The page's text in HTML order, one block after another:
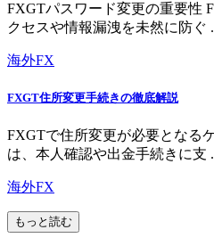
FXGTパスワード変更の重要性
クセスや情報漏洩を未然に防ぐ
海外FX
FXGT住所変更手続きの徹底解説
FXGTで住所変更が必要となる
は、本人確認や出金手続きに支
海外FX
もっと読む